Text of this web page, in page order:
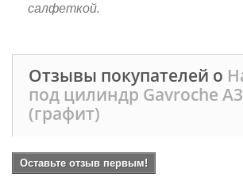
салфеткой.
Отзывы покупателей о
под цилиндр Gavroche
(графит)
Оставьте отзыв первым!